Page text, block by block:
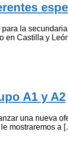
la
en Castilla y
A1 y A2
una nueva
mostraremos a